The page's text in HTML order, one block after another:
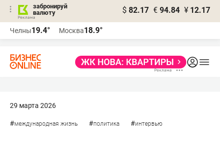
забронируй
валюту
$ 82.17 € 94.84 ¥ 12.17
Челны19.4° Москва18.9°
29 марта 2026
#международная жизнь #политика #интервью